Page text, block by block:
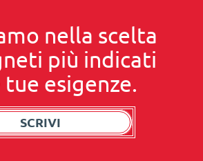
nella scelta
più indicati
esigenze.
SCRIVI